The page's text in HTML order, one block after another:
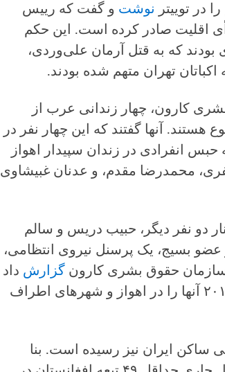
در توییتر نوشت و گفت که رییس
اقلیت صادر کرده است. این حکم
است. آنها در میان ۱۴ نفری بودند که به قتل آرمان علی‌وردی،
تهران متهم شده بودند.
کارون، چهار زندانی عرب از
هستند. آنها گفتند که این چهار نفر در
حبس انفرادی در زندان سپیدار اهواز
محمدرضا مقدم، و عدنان غبیشاوی
دو نفر دیگر، حبیب دریس و سالم
بسیج، یک پرسنل نیروی انتظامی،
سازمان حقوق بشری کارون گزارش داد
که اداره اطلاعات در سال‌های ۲۰۱۷ و ۲۰۱۸ آنها را در اهواز و شهرهای اطراف
ساکن ایران نیز رسیده است. بنا